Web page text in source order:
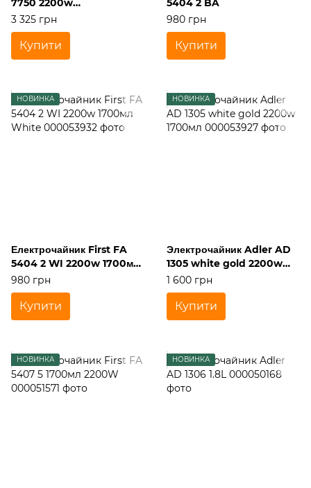
7750 2200w
терморегулятор
3 325 грн
Купити
5404 2 BA
980 грн
Купити
НОВИНКА
Електрочайник First FA
5404 2 WI 2200w 1700мл
White
980 грн
Купити
НОВИНКА
Электрочайник Adler AD
1305 white gold 2200w
1700мл
1 600 грн
Купити
НОВИНКА НОВИНКА